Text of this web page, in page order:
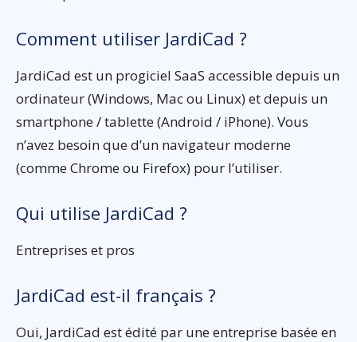
Comment utiliser JardiCad ?
JardiCad est un progiciel SaaS accessible depuis un
ordinateur (Windows, Mac ou Linux) et depuis un
smartphone / tablette (Android / iPhone). Vous
n’avez besoin que d’un navigateur moderne
(comme Chrome ou Firefox) pour l’utiliser.
Qui utilise JardiCad ?
Entreprises et pros
JardiCad est-il français ?
Oui, JardiCad est édité par une entreprise basée en